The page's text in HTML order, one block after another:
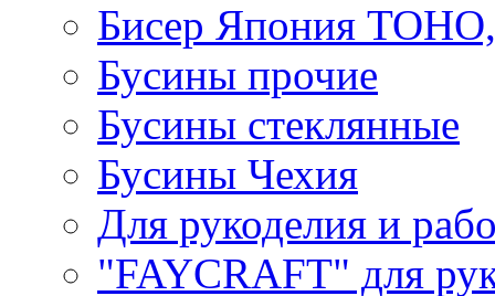
Бисер Япония
Бусины прочие
Бусины стеклянные
Бусины Чехия
Для рукоделия и
"FAYCRAFT" для